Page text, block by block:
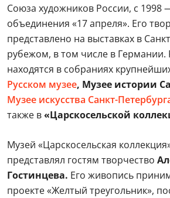
Союза художников России, с 1998
объединения «17 апреля». Его
представлено на выставках в
рубежом, в том числе в Германии.
находятся в собраниях
Русском музее, Музее истории
Музее искусства Санкт-
также в«Царскосельской
Музей «Царскосельская
представлял гостям творчество
Гостинцева. Его живопись
проекте «Желтый треугольник»,